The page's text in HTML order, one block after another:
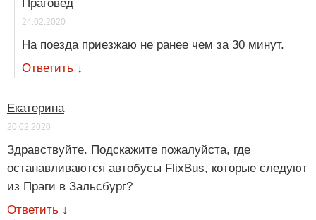
Праговед
24.02.2020
На поезда приезжаю не ранее чем за 30 минут.
Ответить ↓
Екатерина
20.02.2020
Здравствуйте. Подскажите пожалуйста, где
останавливаются автобусы FlixBus, которые следуют
из Праги в Зальсбург?
Ответить ↓